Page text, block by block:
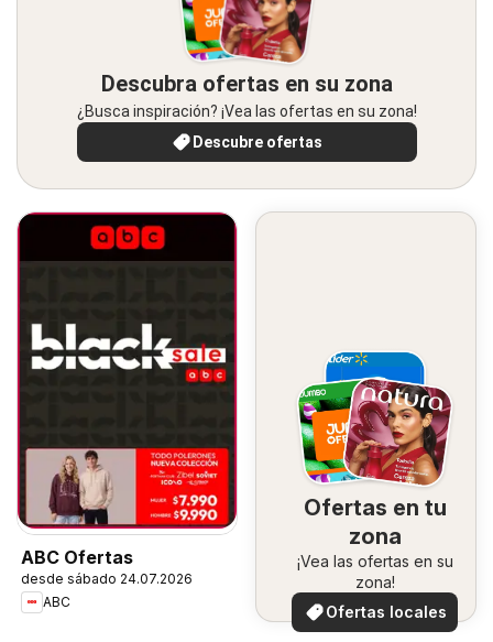
Descubra ofertas en su zona
¿Busca inspiración? ¡Vea las ofertas en su zona!
Descubre ofertas
ABC Ofertas
desde sábado 24.07.2026
ABC
Ofertas en tu
zona
¡Vea las ofertas en su
zona!
Ofertas locales